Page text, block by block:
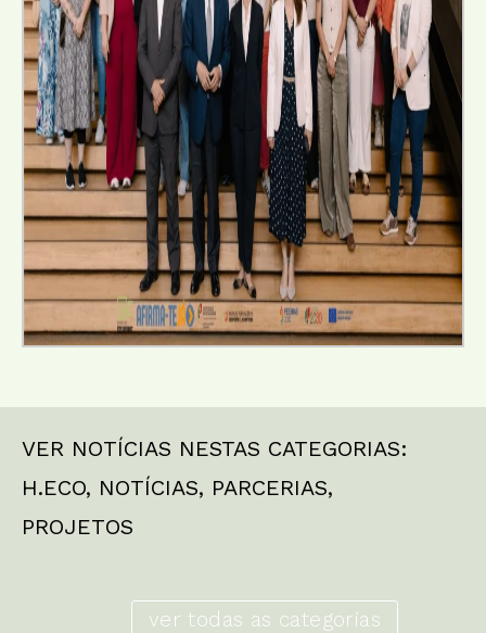
VER NOTÍCIAS NESTAS CATEGORIAS:
H.ECO, NOTÍCIAS, PARCERIAS,
PROJETOS
ver todas as categorias